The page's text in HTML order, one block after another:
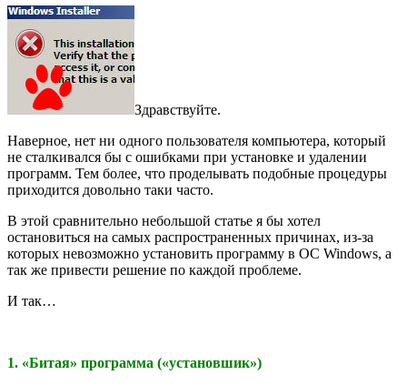
Здравствуйте.
Наверное, нет ни одного пользователя компьютера, который
не сталкивался бы с ошибками при установке и удалении
программ. Тем более, что проделывать подобные процедуры
приходится довольно таки часто.
В этой сравнительно небольшой статье я бы хотел
остановиться на самых распространенных причинах, из-за
которых невозможно установить программу в ОС Windows, а
так же привести решение по каждой проблеме.
И так…
1. «Битая» программа («установшик»)